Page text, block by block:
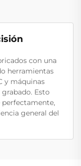
con una
herramientas
y máquinas
Esto
perfectamente,
general del